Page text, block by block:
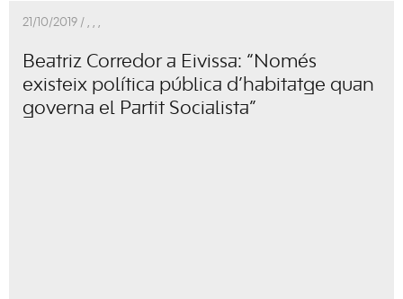
21/10/2019 / , , ,
Beatriz Corredor a Eivissa: “Només
existeix política pública d’habitatge quan
governa el Partit Socialista”